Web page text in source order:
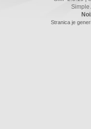
Simple
Stranica je